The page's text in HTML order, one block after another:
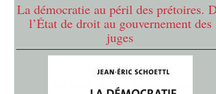
La démocratie au péril des prétoires.
l’État de droit au gouvernement des
juges